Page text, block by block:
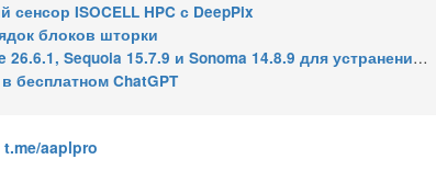
ISOCELL HPC с DeepPix
блоков шторки
и Sonoma 14.8.9 для устранения уязвимости общего доступа к экрану
бесплатном ChatGPT
t.me/aaplpro